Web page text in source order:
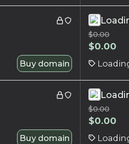
Buy domain
$0.00
$0.00
Buy domain
$0.00
$0.00